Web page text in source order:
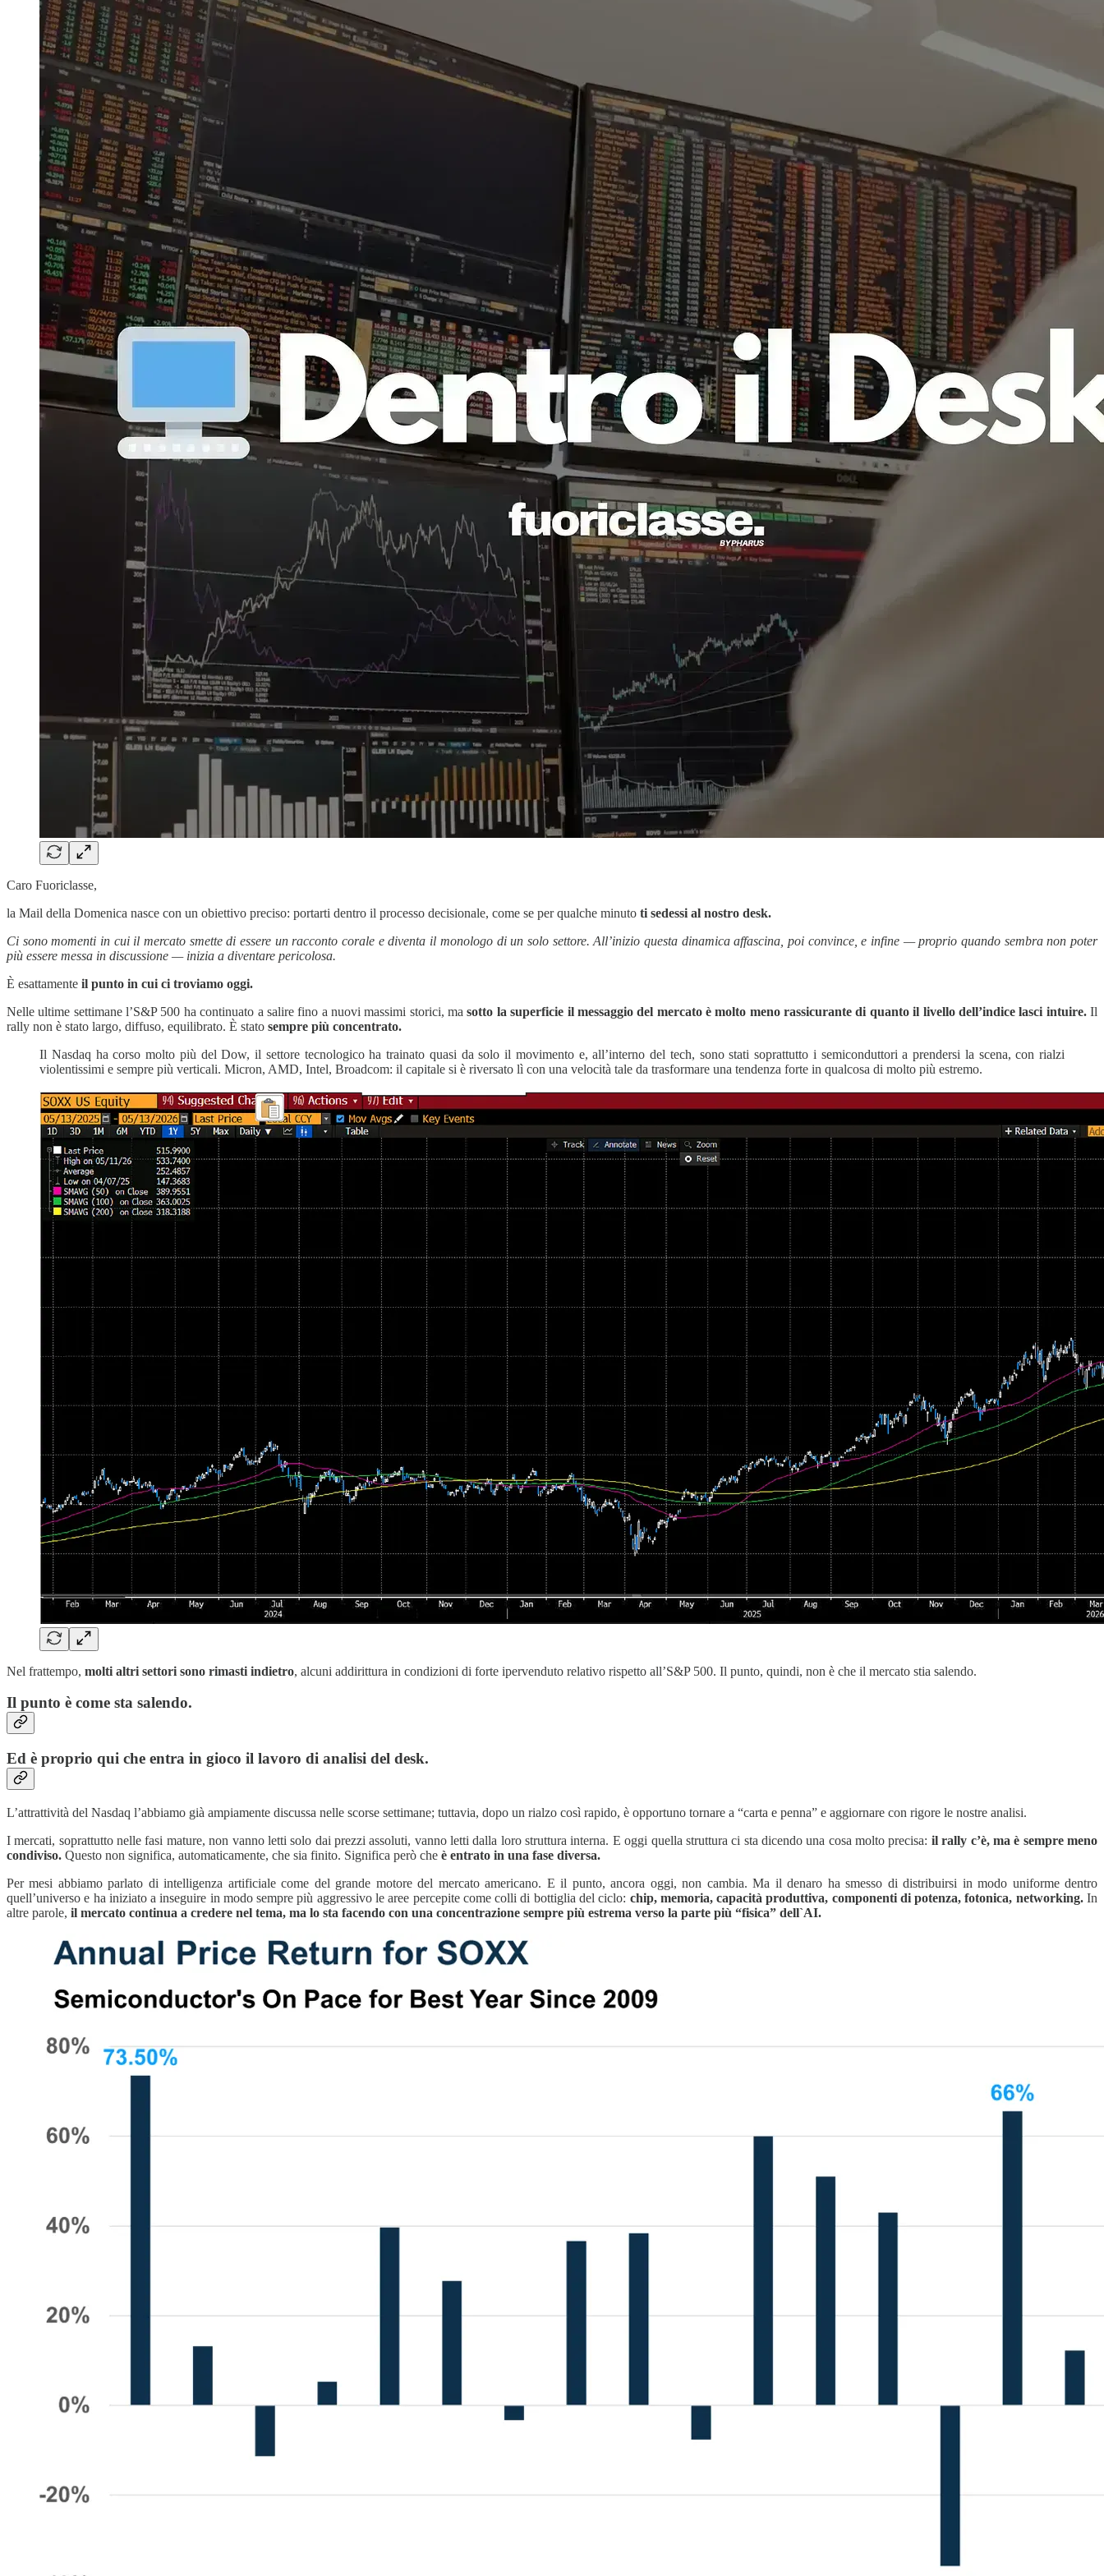
Caro Fuoriclasse,
la Mail della Domenica nasce con un obiettivo preciso: portarti dentro il processo decisionale, come se per qualche minuto ti sedessi al nostro desk.
Ci sono momenti in cui il mercato smette di essere un racconto corale e diventa il monologo di un solo settore. All’inizio questa dinamica affascina, poi convince, e infine — proprio quando sembra non poter
più essere messa in discussione — inizia a diventare pericolosa.
È esattamente il punto in cui ci troviamo oggi.
Nelle ultime settimane l’S&P 500 ha continuato a salire fino a nuovi massimi storici, masotto la superficie il messaggio del mercato è molto meno rassicurante di quanto il livello dell’indice lasci intuire.Il
rally non è stato largo, diffuso, equilibrato. È stato sempre più concentrato.
Il Nasdaq ha corso molto più del Dow, il settore tecnologico ha trainato quasi da solo il movimento e, all’interno del tech, sono stati soprattutto i semiconduttori a prendersi la scena, con rialzi
violentissimi e sempre più verticali. Micron, AMD, Intel, Broadcom: il capitale si è riversato lì con una velocità tale da trasformare una tendenza forte in qualcosa di molto più estremo.
Nel frattempo, molti altri settori sono rimasti indietro, alcuni addirittura in condizioni di forte ipervenduto relativo rispetto all’S&P 500. Il punto, quindi, non è che il mercato stia salendo.
Il punto è come sta salendo.
Ed è proprio qui che entra in gioco il lavoro di analisi del desk.
L’attrattività del Nasdaq l’abbiamo già ampiamente discussa nelle scorse settimane; tuttavia, dopo un rialzo così rapido, è opportuno tornare a “carta e penna” e aggiornare con rigore le nostre analisi.
I mercati, soprattutto nelle fasi mature, non vanno letti solo dai prezzi assoluti, vanno letti dalla loro struttura interna. E oggi quella struttura ci sta dicendo una cosa molto precisa: il rally c’è, ma è sempre meno
condiviso. Questo non significa, automaticamente, che sia finito. Significa però che è entrato in una fase diversa.
Per mesi abbiamo parlato di intelligenza artificiale come del grande motore del mercato americano. E il punto, ancora oggi, non cambia. Ma il denaro ha smesso di distribuirsi in modo uniforme dentro
quell’universo e ha iniziato a inseguire in modo sempre più aggressivo le aree percepite come colli di bottiglia del ciclo: chip, memoria, capacità produttiva, componenti di potenza, fotonica, networking.In
altre parole, il mercato continua a credere nel tema, ma lo sta facendo con una concentrazione sempre più estrema verso la parte più “fisica” dell`AI.